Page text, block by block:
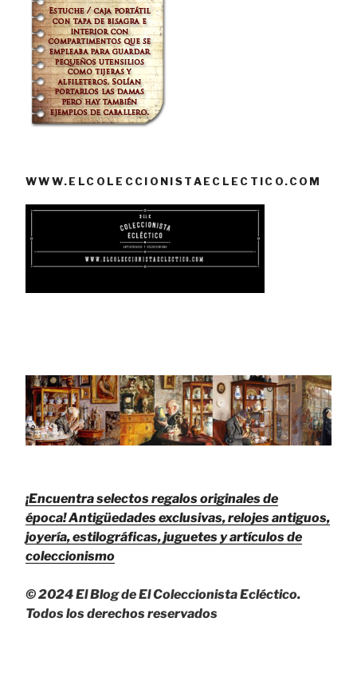
WWW.ELCOLECCIONISTAECLECTICO.COM
¡Encuentra selectos regalos originales de
época!Antigüedades exclusivas, relojes antiguos,
joyería, estilográficas, juguetes y artículos de
coleccionismo
© 2024 El Blog de El Coleccionista Ecléctico.
Todos los derechos reservados